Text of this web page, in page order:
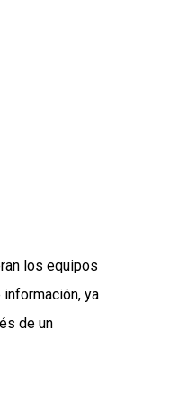
los equipos
ya
de un